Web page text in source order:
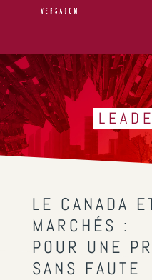
LE CANADA
MARCHÉS :
POUR UNE
SANS FAUTE